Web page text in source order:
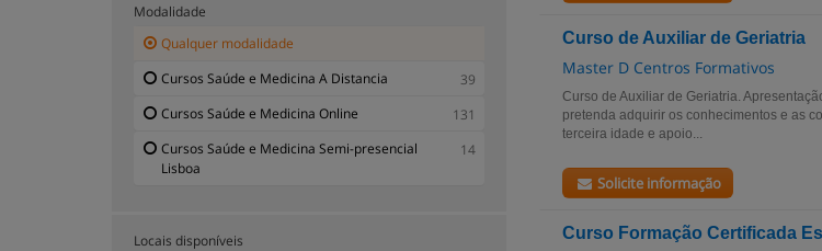
Curso de Auxiliar de Geriatria
Master D Centros Formativos
Curso de Auxiliar de Geriatria.
pretenda adquirir os conhecimentos e as
terceira idade e apoio...
Solicite informação
Curso Formação Certificada
Cursos Fonoaudiologia Lisboa
Cursos Geriatria Lisboa
Cursos Neurologia Lisboa
2
Cursos Odontologia Lisboa
1
Cursos Primeros Socorros Lisboa
1
Cursos Saúde Pública Lisboa
Modalidade
Qualquer modalidade
Cursos Saúde e Medicina A Distancia
39
Cursos Saúde e Medicina Online
131
Cursos Saúde e Medicina Semi-presencial
Lisboa
14
Locais disponíveis